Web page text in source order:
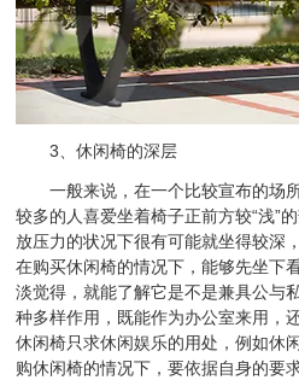
3、休闲椅的深层
一般来说，在一个比较宣布的场所
较多的人喜爱坐着椅子正前方较“浅”
放压力的状况下很有可能就坐得较深
在购买休闲椅的情况下，能够先坐下
淡觉得，就能了解它是不是兼具公与
种多样作用，既能作为办公室来用，
休闲椅只求休闲娱乐的用处，例如休
购休闲椅的情况下，要依据自身的要求